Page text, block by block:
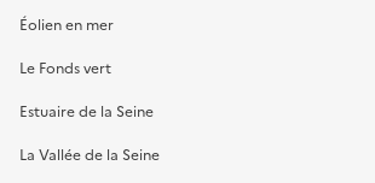
Éolien en mer
Le Fonds vert
Estuaire de la Seine
La Vallée de la Seine